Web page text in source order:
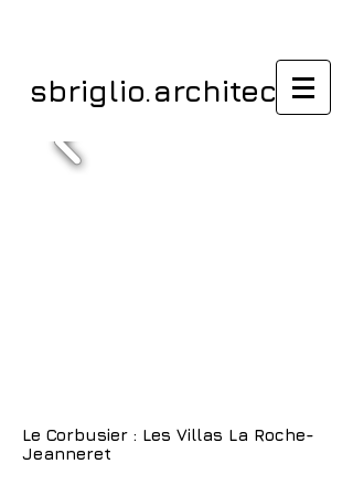
sbriglio.architectes
Le Corbusier : Les Villas La Roche-
Jeanneret